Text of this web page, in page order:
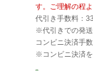
す。ご理解の程
代引き手数料：
※代引きでの発送
コンビニ決済手
※コンビニ決済を